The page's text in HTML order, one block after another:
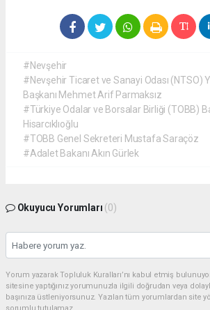
#Nevşehir
#Nevşehir Ticaret ve Sanayi Odası (NTSO)
Başkanı Mehmet Arif Parmaksız
#Türkiye Odalar ve Borsalar Birliği (TOBB)
Hisarcıklıoğlu
#TOBB Genel Sekreteri Mustafa Saraçöz
#Adalet Bakanı Akın Gürlek
Okuyucu Yorumları (0)
Yorum yazarak Topluluk Kuralları’nı kabul etmiş
sitesine yaptığınız yorumunuzla ilgili doğrudan veya
başınıza üstleniyorsunuz. Yazılan tüm yorumlardan site